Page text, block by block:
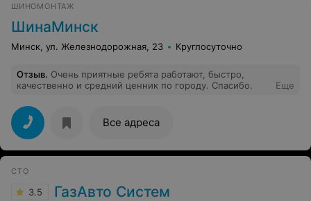
ШИНОМОНТАЖ
ШинаМинск
Минск, ул. Железнодорожная, 23 Круглосуточно
Отзыв. Очень приятные ребята работают, быстро,
качественно и средний ценник по городу. Спасибо.
Еще
Все адреса
СТО
3.5 ГазАвто Систем